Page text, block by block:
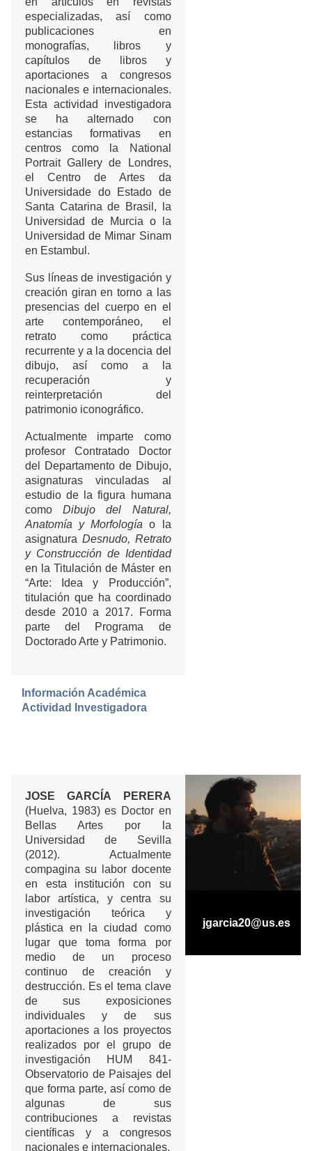
especializadas, así como
publicaciones en
monografías, libros y
capítulos de libros y
aportaciones a congresos
nacionales e internacionales.
Esta actividad investigadora
se ha alternado con
estancias formativas en
centros como la National
Portrait Gallery de Londres,
el Centro de Artes da
Universidade do Estado de
Santa Catarina de Brasil, la
Universidad de Murcia o la
Universidad de Mimar Sinam
en Estambul.
Sus líneas de investigación y
creación giran en torno a las
presencias del cuerpo en el
arte contemporáneo, el
retrato como práctica
recurrente y a la docencia del
dibujo, así como a la
recuperación y
reinterpretación del
patrimonio iconográfico.
Actualmente imparte como
profesor Contratado Doctor
del Departamento de Dibujo,
asignaturas vinculadas al
estudio de la figura humana
como Dibujo del Natural,
Anatomía y Morfología o la
asignatura Desnudo, Retrato
y Construcción de Identidad
en la Titulación de Máster en
“Arte: Idea y Producción”,
titulación que ha coordinado
desde 2010 a 2017. Forma
parte del Programa de
Doctorado Arte y Patrimonio.
Información Académica
Actividad Investigadora
JOSE GARCÍA PERERA
(Huelva, 1983) es Doctor en
Bellas Artes por la
Universidad de Sevilla
(2012). Actualmente
compagina su labor docente
en esta institución con su
labor artística, y centra su
investigación teórica y
plástica en la ciudad como
lugar que toma forma por
medio de un proceso
continuo de creación y
destrucción. Es el tema clave
de sus exposiciones
individuales y de sus
aportaciones a los proyectos
realizados por el grupo de
investigación HUM 841-
Observatorio de Paisajes del
que forma parte, así como de
algunas de sus
contribuciones a revistas
científicas y a congresos
nacionales e internacionales.
jgarcia20@us.es